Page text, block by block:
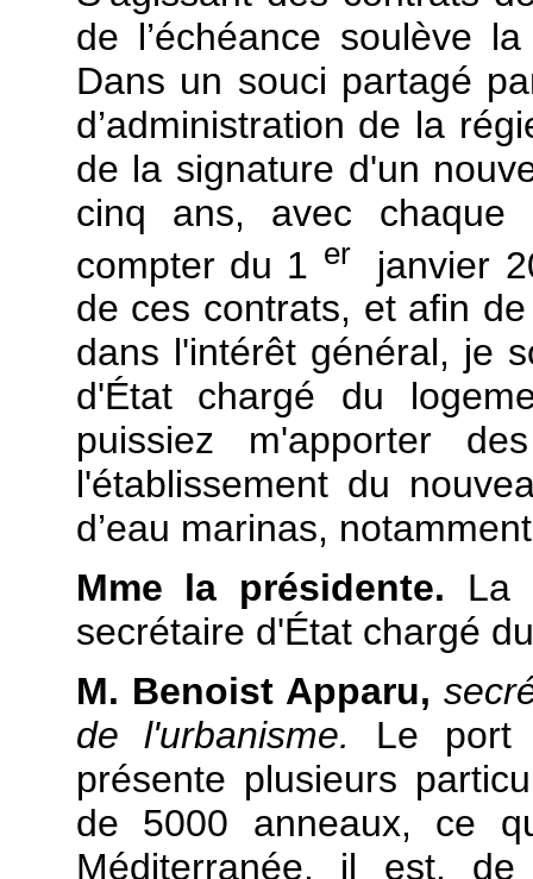
de l’échéance soulève
Dans un souci partagé
d’administration de la
de la signature d'un
cinq ans, avec
compter du 1 er
janvier
de ces contrats, et afin
dans l'intérêt général, je
d'État chargé du
puissiez m'apporter
l'établissement du
d’eau marinas,
Mme la présidente. La
secrétaire d'État chargé
M. Benoist Apparu,
de l'urbanisme. Le port
présente plusieurs
de 5000 anneaux, ce
Méditerranée, il est,